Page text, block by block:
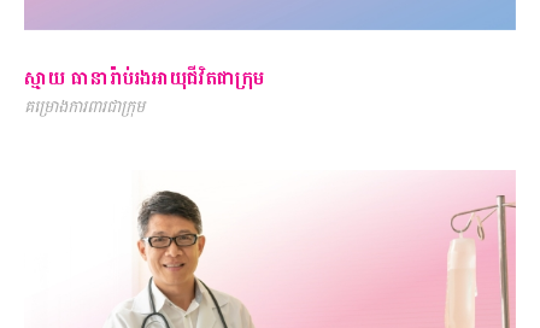
ស្មាយ ធានារ៉ាប់រងអាយុជីវិតជាក្រុម
គម្រោងការពារជាក្រុម